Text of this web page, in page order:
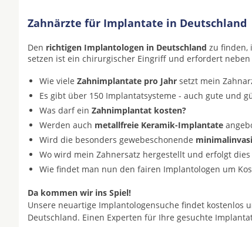
Zahnärzte für Implantate in Deutschland
Den richtigen Implantologen in Deutschland zu finden,
setzen ist ein chirurgischer Eingriff und erfordert
Wie viele Zahnimplantate pro Jahr setzt mein
Es gibt über 150 Implantatsysteme - auch gute und
Was darf ein Zahnimplantat kosten?
Werden auch metallfreie Keramik-Implantate
Wird die besonders gewebeschonende
Wo wird mein Zahnersatz hergestellt und erfolgt
Wie findet man nun den fairen Implantologen um
Da kommen wir ins Spiel!
Unsere neuartige Implantologensuche findet
Deutschland. Einen Experten für Ihre gesuchte